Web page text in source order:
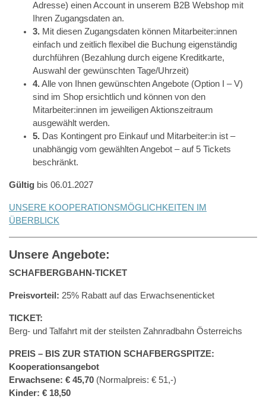
Adresse) einen Account in unserem B2B Webshop mit
Ihren Zugangsdaten an.
3. Mit diesen Zugangsdaten können Mitarbeiter:innen
einfach und zeitlich flexibel die Buchung eigenständig
durchführen (Bezahlung durch eigene Kreditkarte,
Auswahl der gewünschten Tage/Uhrzeit)
4.Alle von Ihnen gewünschten Angebote (Option I – V)
sind im Shop ersichtlich und können von den
Mitarbeiter:innen im jeweiligen Aktionszeitraum
ausgewählt werden.
5. Das Kontingent pro Einkauf und Mitarbeiter:in ist –
unabhängig vom gewählten Angebot – auf 5 Tickets
beschränkt.
Gültig bis 06.01.2027
UNSERE KOOPERATIONSMÖGLICHKEITEN IM
ÜBERBLICK
Unsere Angebote:
SCHAFBERGBAHN-TICKET
Preisvorteil: 25% Rabatt auf das Erwachsenenticket
TICKET:
Berg- und Talfahrt mit der steilsten Zahnradbahn Österreichs
PREIS – BIS ZUR STATION SCHAFBERGSPITZE:
Kooperationsangebot
Erwachsene: € 45,70 (Normalpreis: € 51,-)
Kinder: € 18,50